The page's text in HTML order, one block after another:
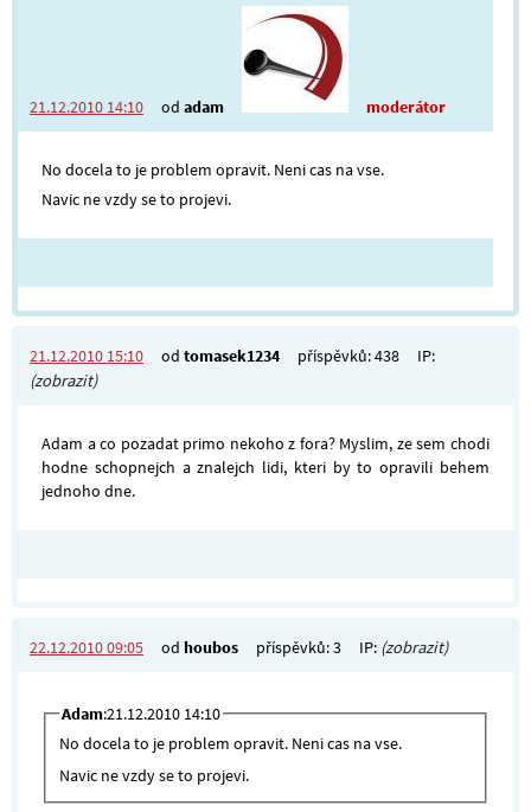
21.12.2010 14:10 od adam moderátor
No docela to je problem opravit. Neni cas na vse.
Navic ne vzdy se to projevi.
21.12.2010 15:10 od tomasek1234 příspěvků: 438
IP:
(zobrazit)
Adam a co pozadat primo nekoho z fora? Myslim, ze sem chodi
hodne schopnejch a znalejch lidi, kteri by to opravili behem
jednoho dne.
22.12.2010 09:05 od houbos příspěvků: 3 IP: (zobrazit)
Adam:21.12.2010 14:10
No docela to je problem opravit. Neni cas na vse.
Navic ne vzdy se to projevi.